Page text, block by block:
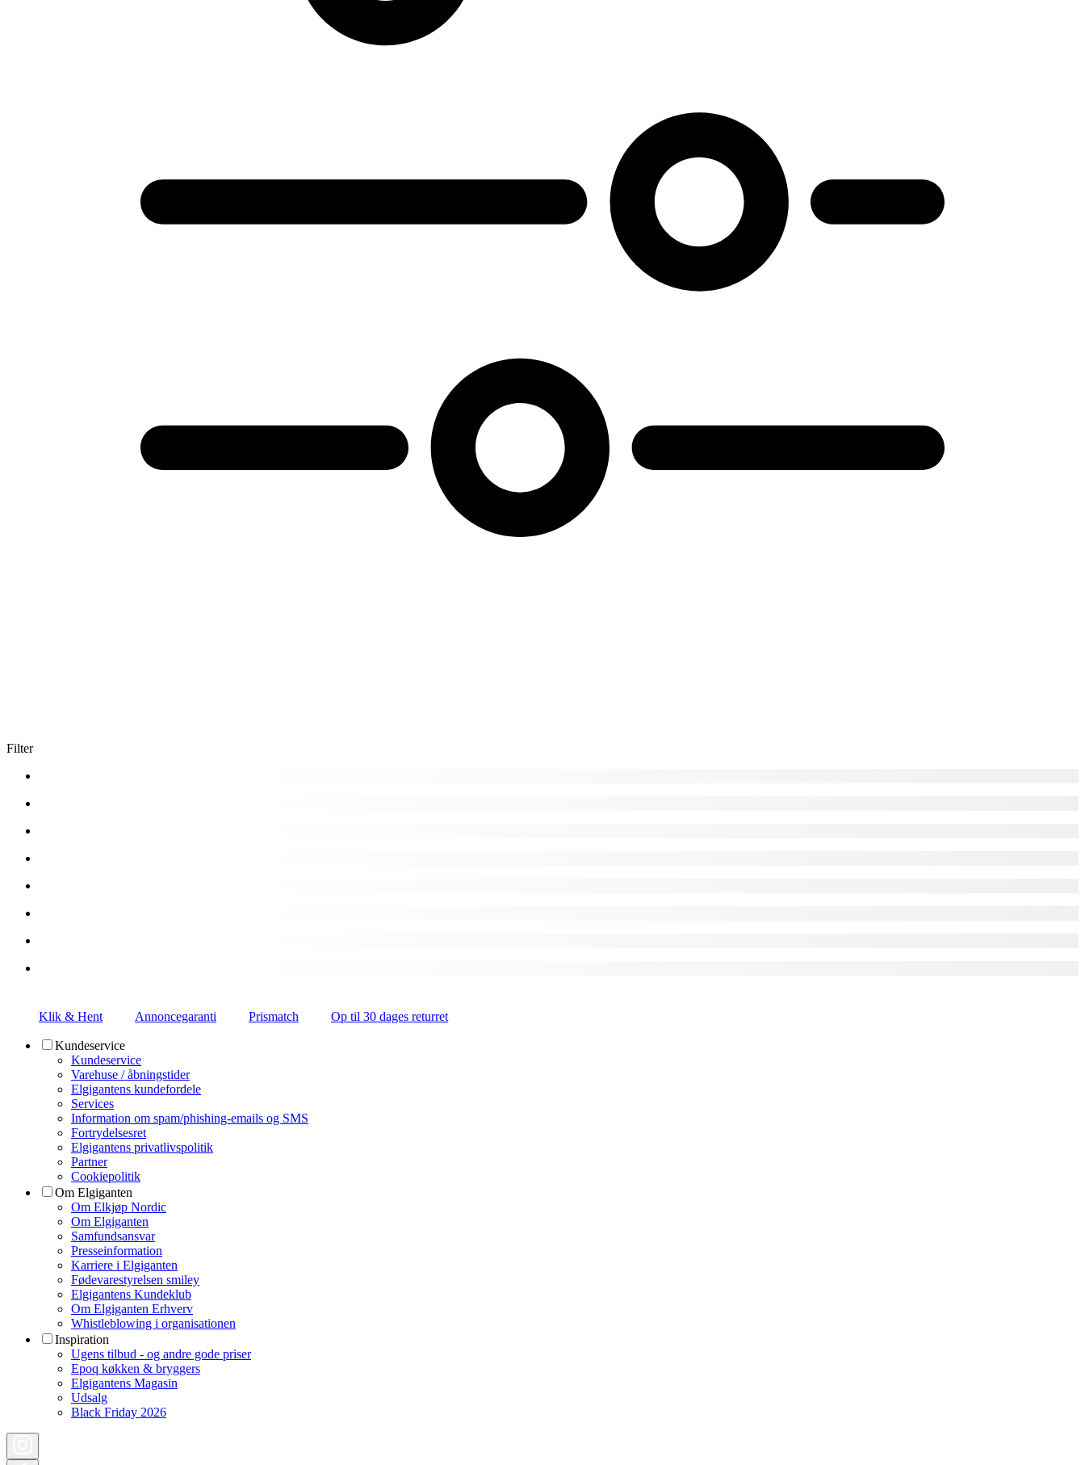
Filter
Klik & Hent Annoncegaranti Prismatch Op til 30 dages returret
Kundeservice
Kundeservice
Varehuse / åbningstider
Elgigantens kundefordele
Services
Information om spam/phishing-emails og SMS
Fortrydelsesret
Elgigantens privatlivspolitik
Partner
Cookiepolitik
Om Elgiganten
Om Elkjøp Nordic
Om Elgiganten
Samfundsansvar
Presseinformation
Karriere i Elgiganten
Fødevarestyrelsen smiley
Elgigantens Kundeklub
Om Elgiganten Erhverv
Whistleblowing i organisationen
Inspiration
Ugens tilbud - og andre gode priser
Epoq køkken & bryggers
Elgigantens Magasin
Udsalg
Black Friday 2026